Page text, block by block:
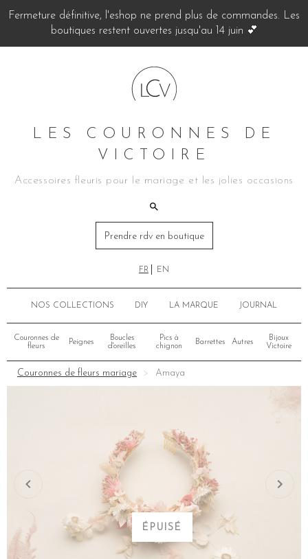
Fermeture définitive, l'eshop ne prend plus de commandes. Les
boutiques restent ouvertes jusqu'au 14 juin 💕
LES COURONNES DE
VICTOIRE
Accessoires fleuris pour le mariage et les jolies occasions
Prendre rdv en boutique
FR EN
NOS COLLECTIONS DIY LA MARQUE JOURNAL
Couronnes de
fleurs
Peignes
Boucles
d'oreilles
Pics à
chignon
Barrettes Autres
Bijoux
Victoire
Couronnes de fleurs mariage Amaya
ÉPUISÉ